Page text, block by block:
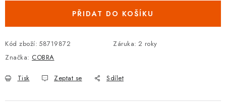
SPECIÁLNÍ KOVÁNÍ
DOPLŇKY KE DVEŘÍM
STAVEBNÍ POUZDRA
PŘIDAT DO KOŠÍKU
Kód zboží: 58719872 Záruka: 2 roky
Značka: COBRA
Tisk Zeptat se Sdílet